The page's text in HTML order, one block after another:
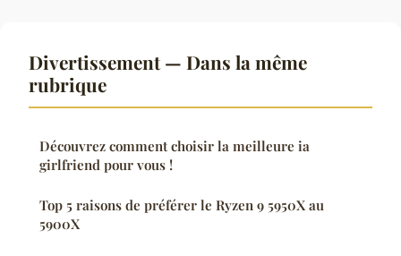
Divertissement — Dans la même
rubrique
Découvrez comment choisir la meilleure ia
girlfriend pour vous !
Top 5 raisons de préférer le Ryzen 9 5950X au
5900X